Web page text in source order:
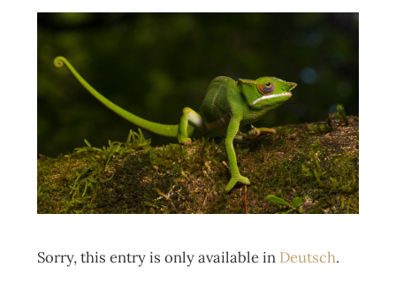
Sorry, this entry is only available in Deutsch.